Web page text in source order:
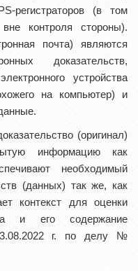
регистраторов (в том
контроля стороны).
почта) являются
доказательств,
устройства
на компьютер) и
(оригинал)
информацию как
необходимый
(данных) так же, как
контекст для оценки
и его содержание
г. по делу №